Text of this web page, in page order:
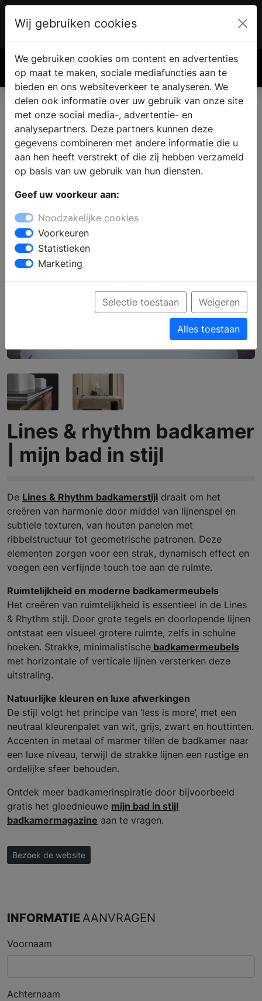
€ 0.00
Lines & rhythm badkamer
| mijn bad in stijl
De Lines & Rhythm badkamerstijl draait om het
creëren van harmonie door middel van lijnenspel en
subtiele texturen, van houten panelen met
ribbelstructuur tot geometrische patronen. Deze
elementen zorgen voor een strak, dynamisch effect en
voegen een verfijnde touch toe aan de ruimte.
Ruimtelijkheid en moderne badkamermeubels
Het creëren van ruimtelijkheid is essentieel in de Lines
& Rhythm stijl. Door grote tegels en doorlopende lijnen
ontstaat een visueel grotere ruimte, zelfs in schuine
hoeken. Strakke, minimalistische badkamermeubels
met horizontale of verticale lijnen versterken deze
uitstraling.
Natuurlijke kleuren en luxe afwerkingen
De stijl volgt het principe van ‘less is more’, met een
neutraal kleurenpalet van wit, grijs, zwart en houttinten.
Accenten in metaal of marmer tillen de badkamer naar
een luxe niveau, terwijl de strakke lijnen een rustige en
ordelijke sfeer behouden.
Ontdek meer badkamerinspiratie door bijvoorbeeld
gratis het gloednieuwe mijn bad in stijl
badkamermagazine aan te vragen.
Bezoek de website
INFORMATIEAANVRAGEN
Voornaam
Achternaam
Wij gebruiken cookies
We gebruiken cookies om content en advertenties
op maat te maken, sociale mediafuncties aan te
bieden en ons websiteverkeer te analyseren. We
delen ook informatie over uw gebruik van onze site
met onze social media-, advertentie- en
analysepartners. Deze partners kunnen deze
gegevens combineren met andere informatie die u
aan hen heeft verstrekt of die zij hebben verzameld
op basis van uw gebruik van hun diensten.
Geef uw voorkeur aan:
Noodzakelijke cookies
Voorkeuren
Statistieken
Marketing
Selectie toestaan Weigeren
Alles toestaan